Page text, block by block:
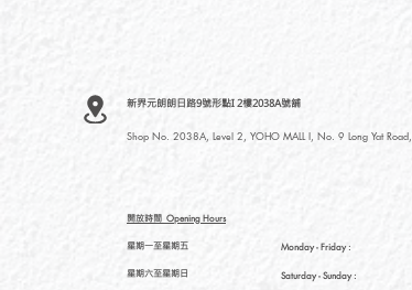
新界元朗朗日路9號形點I 2樓2038A號舖
Shop No. 2038A, Level 2, YOHO MALL I, No. 9 Long Yat
開放時間 Opening Hours
星期一至星期五
星期六至星期日
Monday - Friday :
Saturday- Sunday :